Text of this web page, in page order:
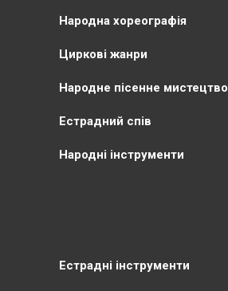
Народна хореографія
Циркові жанри
Народне пісенне мистецтво
Естрадний спів
Народні інструменти
Естрадні інструменти